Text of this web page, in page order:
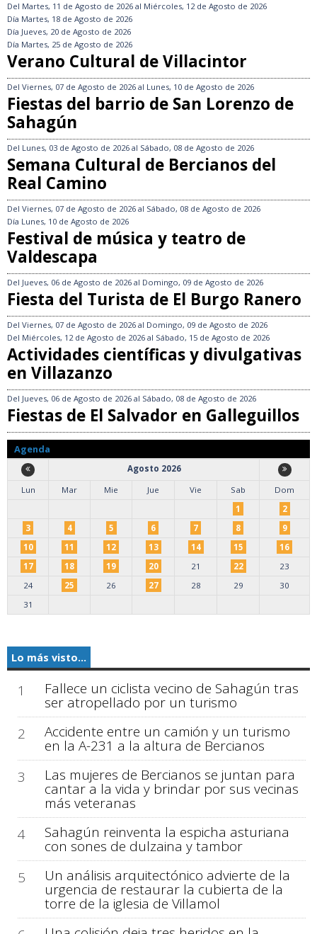
Del Martes, 11 de Agosto de 2026 al Miércoles, 12 de Agosto de 2026
Día Martes, 18 de Agosto de 2026
Día Jueves, 20 de Agosto de 2026
Día Martes, 25 de Agosto de 2026
Verano Cultural de Villacintor
Del Viernes, 07 de Agosto de 2026 al Lunes, 10 de Agosto de 2026
Fiestas del barrio de San Lorenzo de
Sahagún
Del Lunes, 03 de Agosto de 2026 al Sábado, 08 de Agosto de 2026
Semana Cultural de Bercianos del
Real Camino
Del Viernes, 07 de Agosto de 2026 al Sábado, 08 de Agosto de 2026
Día Lunes, 10 de Agosto de 2026
Festival de música y teatro de
Valdescapa
Del Jueves, 06 de Agosto de 2026 al Domingo, 09 de Agosto de 2026
Fiesta del Turista de El Burgo Ranero
Del Viernes, 07 de Agosto de 2026 al Domingo, 09 de Agosto de 2026
Del Miércoles, 12 de Agosto de 2026 al Sábado, 15 de Agosto de 2026
Actividades científicas y divulgativas
en Villazanzo
Del Jueves, 06 de Agosto de 2026 al Sábado, 08 de Agosto de 2026
Fiestas de El Salvador en Galleguillos
Agenda
Agosto 2026
Lun
Mar Mie Jue Vie Sab
Dom
1
2
3
4 5 6 7 8
9
10
11 12 13 14 15
16
17
18 19 20 21 22
23
24
25 26 27 28 29
30
31
Lo más visto...
1 Fallece un ciclista vecino de Sahagún tras
ser atropellado por un turismo
2
Accidente entre un camión y un turismo
en la A-231 a la altura de Bercianos
3
Las mujeres de Bercianos se juntan para
cantar a la vida y brindar por sus vecinas
más veteranas
4
Sahagún reinventa la espicha asturiana
con sones de dulzaina y tambor
5
Un análisis arquitectónico advierte de la
urgencia de restaurar la cubierta de la
torre de la iglesia de Villamol